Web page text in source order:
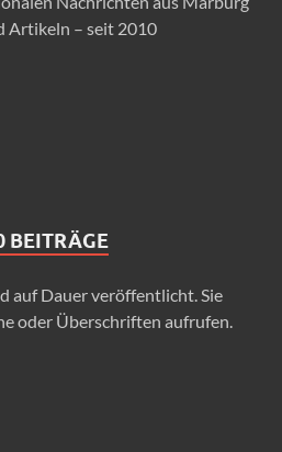
Artikeln – seit 2010
BEITRÄGE
auf Dauer veröffentlicht. Sie
oder Überschriften aufrufen.